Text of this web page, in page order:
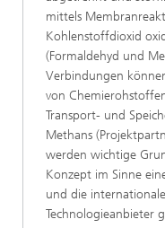
mittels
Kohlenstoffdioxid
(Formaldehyd und
Verbindungen
von
Transport- und
Methans
werden wichtige
Konzept im Sinne
und die
Technologieanbieter